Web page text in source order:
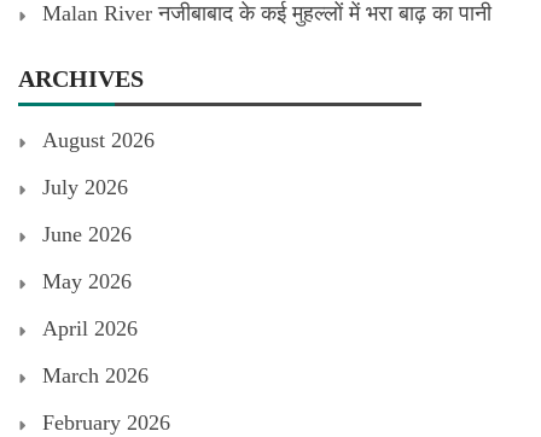
Malan River नजीबाबाद के कई मुहल्लों में भरा बाढ़ का पानी
ARCHIVES
August 2026
July 2026
June 2026
May 2026
April 2026
March 2026
February 2026